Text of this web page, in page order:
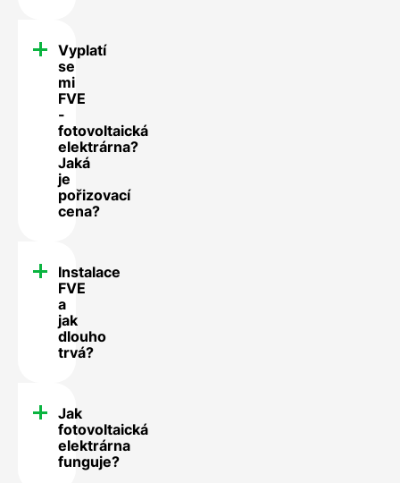
Vyplatí
se
mi
FVE
-
fotovoltaická
elektrárna?
Jaká
je
pořizovací
cena?
Instalace
FVE
a
jak
dlouho
trvá?
Jak
fotovoltaická
elektrárna
funguje?